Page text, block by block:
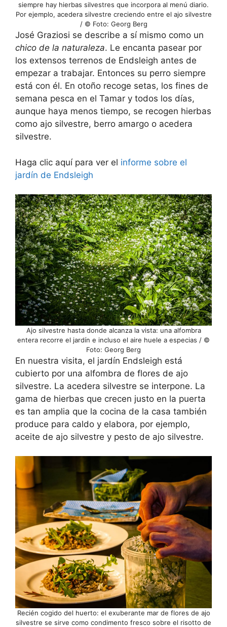
siempre hay hierbas silvestres que incorpora al menú diario.
Por ejemplo, acedera silvestre creciendo entre el ajo silvestre
/ © Foto: Georg Berg
José Graziosi se describe a sí mismo como un
chico de la naturaleza. Le encanta pasear por
los extensos terrenos de Endsleigh antes de
empezar a trabajar. Entonces su perro siempre
está con él. En otoño recoge setas, los fines de
semana pesca en el Tamar y todos los días,
aunque haya menos tiempo, se recogen hierbas
como ajo silvestre, berro amargo o acedera
silvestre.
Haga clic aquí para ver el informe sobre el
jardín de Endsleigh
Ajo silvestre hasta donde alcanza la vista: una alfombra
entera recorre el jardín e incluso el aire huele a especias / ©
Foto: Georg Berg
En nuestra visita, el jardín Endsleigh está
cubierto por una alfombra de flores de ajo
silvestre. La acedera silvestre se interpone. La
gama de hierbas que crecen justo en la puerta
es tan amplia que la cocina de la casa también
produce para caldo y elabora, por ejemplo,
aceite de ajo silvestre y pesto de ajo silvestre.
Recién cogido del huerto: el exuberante mar de flores de ajo
silvestre se sirve como condimento fresco sobre el risotto de